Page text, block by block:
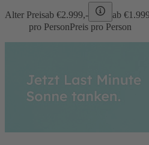
Alter Preisab €2.999,- ab €
pro PersonPreis pro Person